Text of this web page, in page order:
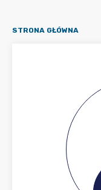
STRONA GŁÓWNA